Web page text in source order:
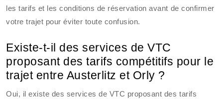
les tarifs et les conditions de réservation avant de confirmer
votre trajet pour éviter toute confusion.
Existe-t-il des services de VTC
proposant des tarifs compétitifs pour le
trajet entre Austerlitz et Orly ?
Oui, il existe des services de VTC proposant des tarifs